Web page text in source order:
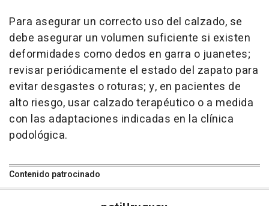
Para asegurar un correcto uso del calzado, se
debe asegurar un volumen suficiente si existen
deformidades como dedos en garra o juanetes;
revisar periódicamente el estado del zapato para
evitar desgastes o roturas; y, en pacientes de
alto riesgo, usar calzado terapéutico o a medida
con las adaptaciones indicadas en la clínica
podológica.
Contenido patrocinado